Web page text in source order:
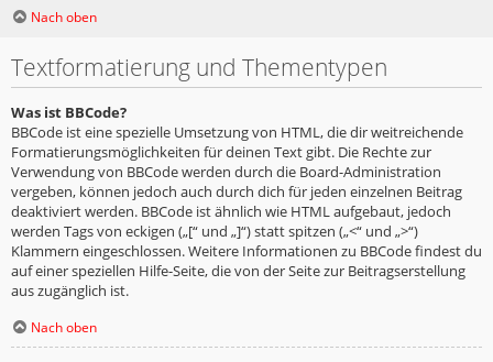
Nach oben
Textformatierung und Thementypen
Was ist BBCode?
BBCode ist eine spezielle Umsetzung von HTML, die dir weitreichende
Formatierungsmöglichkeiten für deinen Text gibt. Die Rechte zur
Verwendung von BBCode werden durch die Board-Administration
vergeben, können jedoch auch durch dich für jeden einzelnen Beitrag
deaktiviert werden. BBCode ist ähnlich wie HTML aufgebaut, jedoch
werden Tags von eckigen („[“ und „]“) statt spitzen („<“ und „>“)
Klammern eingeschlossen. Weitere Informationen zu BBCode findest du
auf einer speziellen Hilfe-Seite, die von der Seite zur Beitragserstellung
aus zugänglich ist.
Nach oben